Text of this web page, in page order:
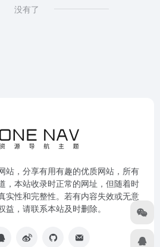
没有了
站，分享有用有趣的优质网站，所有
，本站收录时正常的网址，但随着时
实性和完整性。若有内容失效或无意
益，请联系本站及时删除。